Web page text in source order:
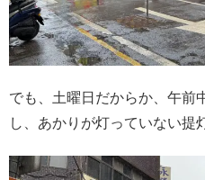
でも、土曜日だからか、午前
し、あかりが灯っていない提